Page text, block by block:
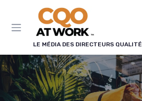
LE MÉDIA DES DIRECTEURS QUALITÉ
Panneau de gestion des cookies